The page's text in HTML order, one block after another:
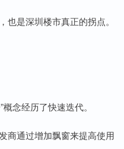
也是深圳楼市真正的拐点。
念经历了快速迭代。
商通过增加飘窗来提高使用